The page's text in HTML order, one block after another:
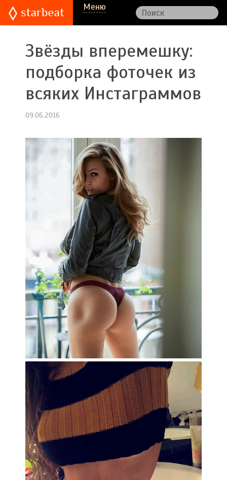
Меню
Звёзды вперемешку:
подборка фоточек из
всяких Инстаграммов
09.06.2016